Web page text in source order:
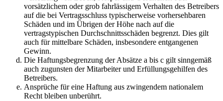
vorsätzlichem oder grob fahrlässigem Verhalten des Betreibers
auf die bei Vertragsschluss typischerweise vorhersehbaren
Schäden und im Übrigen der Höhe nach auf die
vertragstypischen Durchschnittsschäden begrenzt. Dies gilt
auch für mittelbare Schäden, insbesondere entgangenen
Gewinn.
Die Haftungsbegrenzung der Absätze a bis c gilt sinngemäß
auch zugunsten der Mitarbeiter und Erfüllungsgehilfen des
Betreibers.
Ansprüche für eine Haftung aus zwingendem nationalem
Recht bleiben unberührt.